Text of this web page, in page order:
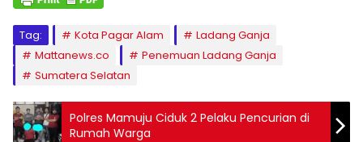
Tag: Kota Pagar Alam
Ladang Ganja
Mattanews.co
Penemuan Ladang Ganja
Sumatera Selatan
Polres Mamuju Ciduk 2 Pelaku Pencurian di
Rumah Warga